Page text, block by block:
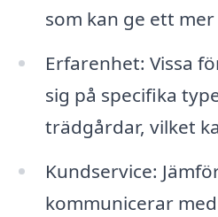
som kan ge ett
Erfarenhet: Vissa
sig på specifika
trädgårdar, vilket
Kundservice:
kommunicerar